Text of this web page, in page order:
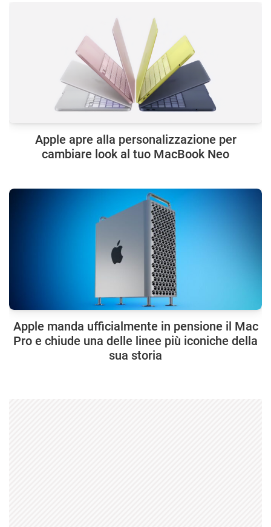
Apple apre alla personalizzazione per
cambiare look al tuo MacBook Neo
Apple manda ufficialmente in pensione il Mac
Pro e chiude una delle linee più iconiche della
sua storia